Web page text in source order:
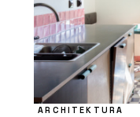
ARCHITEKTURA